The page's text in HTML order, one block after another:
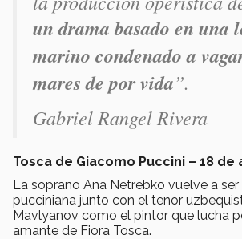
un drama basado en una
marino condenado a
mares de por vida”.
Gabriel Rangel Rivera
Tosca de Giacomo Puccini – 18 de
La soprano Ana Netrebko vuelve a
pucciniana junto con el tenor
Mavlyanov como el pintor que lucha
amante de Fiora Tosca.